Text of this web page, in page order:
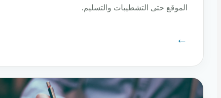
الموقع حتى التشطيبات والتسليم.